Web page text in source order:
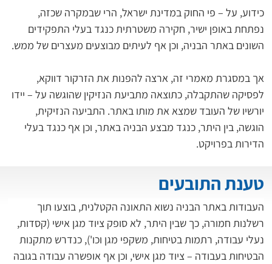
כידוע, על – פי החוק במדינת ישראל, הרי שבמקרה שכזה,
נפתחת באופן ישיר, חקירה משטרתית כנגד בעלי התפקידים
השונים באתר הבניה, וכן אף לעיתים מבוצעים מעצרים של ממש.
אך במסגרת מאמרי זה, ארצה להפנות את הזרקור דווקא,
לפסיקה שהתקבלה, כתוצאה מתביעת הנזיקין שהוגשה על – יידו
יורשיו של העובד שמצא את מותו באתר. התביעה הנזיקית,
הוגשה, בין היתר, כנגד מבצע הבניה באתר, וכן אף כנגד בעלי
הדירות בפרויקט.
טענת התובעים
העבודות באתר הבניה נשוא התאונה הקטלנית, בוצעו תוך
רשלנות חמורה, כך שבין היתר, לא סופק ציוד מגן אישי (קסדות,
נעלי עבודה, רתמות בטיחות, משקפי מגן וכו'), כנדרש מתקנות
הבטיחות בעבודה – ציוד מגן אישי, וכן אף אופשרה עבודה בגובה